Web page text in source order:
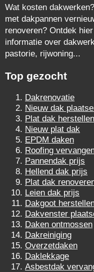
Wat kosten
met dakpannen
renoveren? Ontdek
informatie over
pastorie, rijwoning...
Top gezocht
Dakrenovatie
Nieuw dak
Plat dak herstellen
Nieuw plat dak
EPDM daken
Roofing
Pannendak prijs
Hellend dak prijs
Plat dak
Leien dak prijs
Dakgoot
Dakvenster
Daken ontmossen
Dakreiniging
Overzetdaken
Daklekkage
Asbestdak